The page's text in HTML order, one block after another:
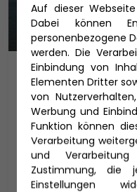
Frankfurt 2027
Kurzreise mit MS
MS Andrea
Reisedauer: 6
17.03. - 13.11.2027
Auf dieser
Dabei können
personenbezogene
werden. Die
Einbindung von
Elementen Dritter
von
Werbung und
Funktion können
Verarbeitung
und
Zustimmung, die
Einstellungen